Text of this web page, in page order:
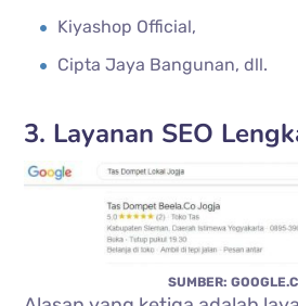
Kiyashop Official,
Cipta Jaya Bangunan, dll.
3. Layanan SEO
SUMBER: